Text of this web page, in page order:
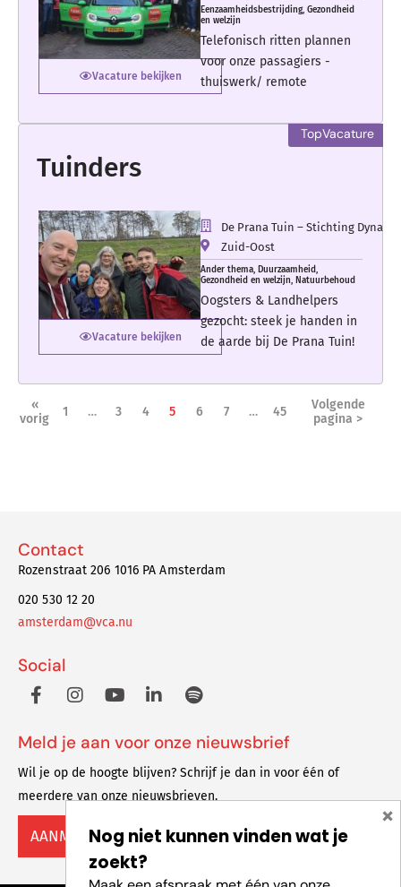
Vacature bekijken
Eenzaamheidsbestrijding, Gezondheid
en welzijn
Telefonisch ritten plannen
voor onze passagiers -
thuiswerk/ remote
Tuinders
Vacature bekijken
De Prana Tuin – Stichting
Zuid-Oost
Ander thema, Duurzaamheid,
Gezondheid en welzijn, Natuurbehoud
Oogsters & Landhelpers
gezocht: steek je handen in
de aarde bij De Prana Tuin!
«
vorig
1 … 3 4 5 6 7 … 45
Volgende
pagina >
Contact
Rozenstraat 206 1016 PA Amsterdam
020 530 12 20
amsterdam@vca.nu
Social
Meld je aan voor onze nieuwsbrief
Wil je op de hoogte blijven? Schrijf je dan in voor één of
meerdere van onze nieuwsbrieven.
AANMELDENNog niet kunnen vinden wat je
zoekt?
×